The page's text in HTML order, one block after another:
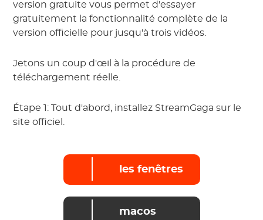
version gratuite vous permet d'essayer
gratuitement la fonctionnalité complète de la
version officielle pour jusqu'à trois vidéos.
Jetons un coup d'œil à la procédure de
téléchargement réelle.
Étape 1: Tout d'abord, installez StreamGaga sur le
site officiel.
les fenêtres
macos